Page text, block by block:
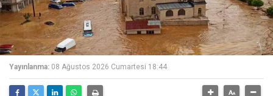
Yayınlanma: 08 Ağustos 2026 Cumartesi 18:44